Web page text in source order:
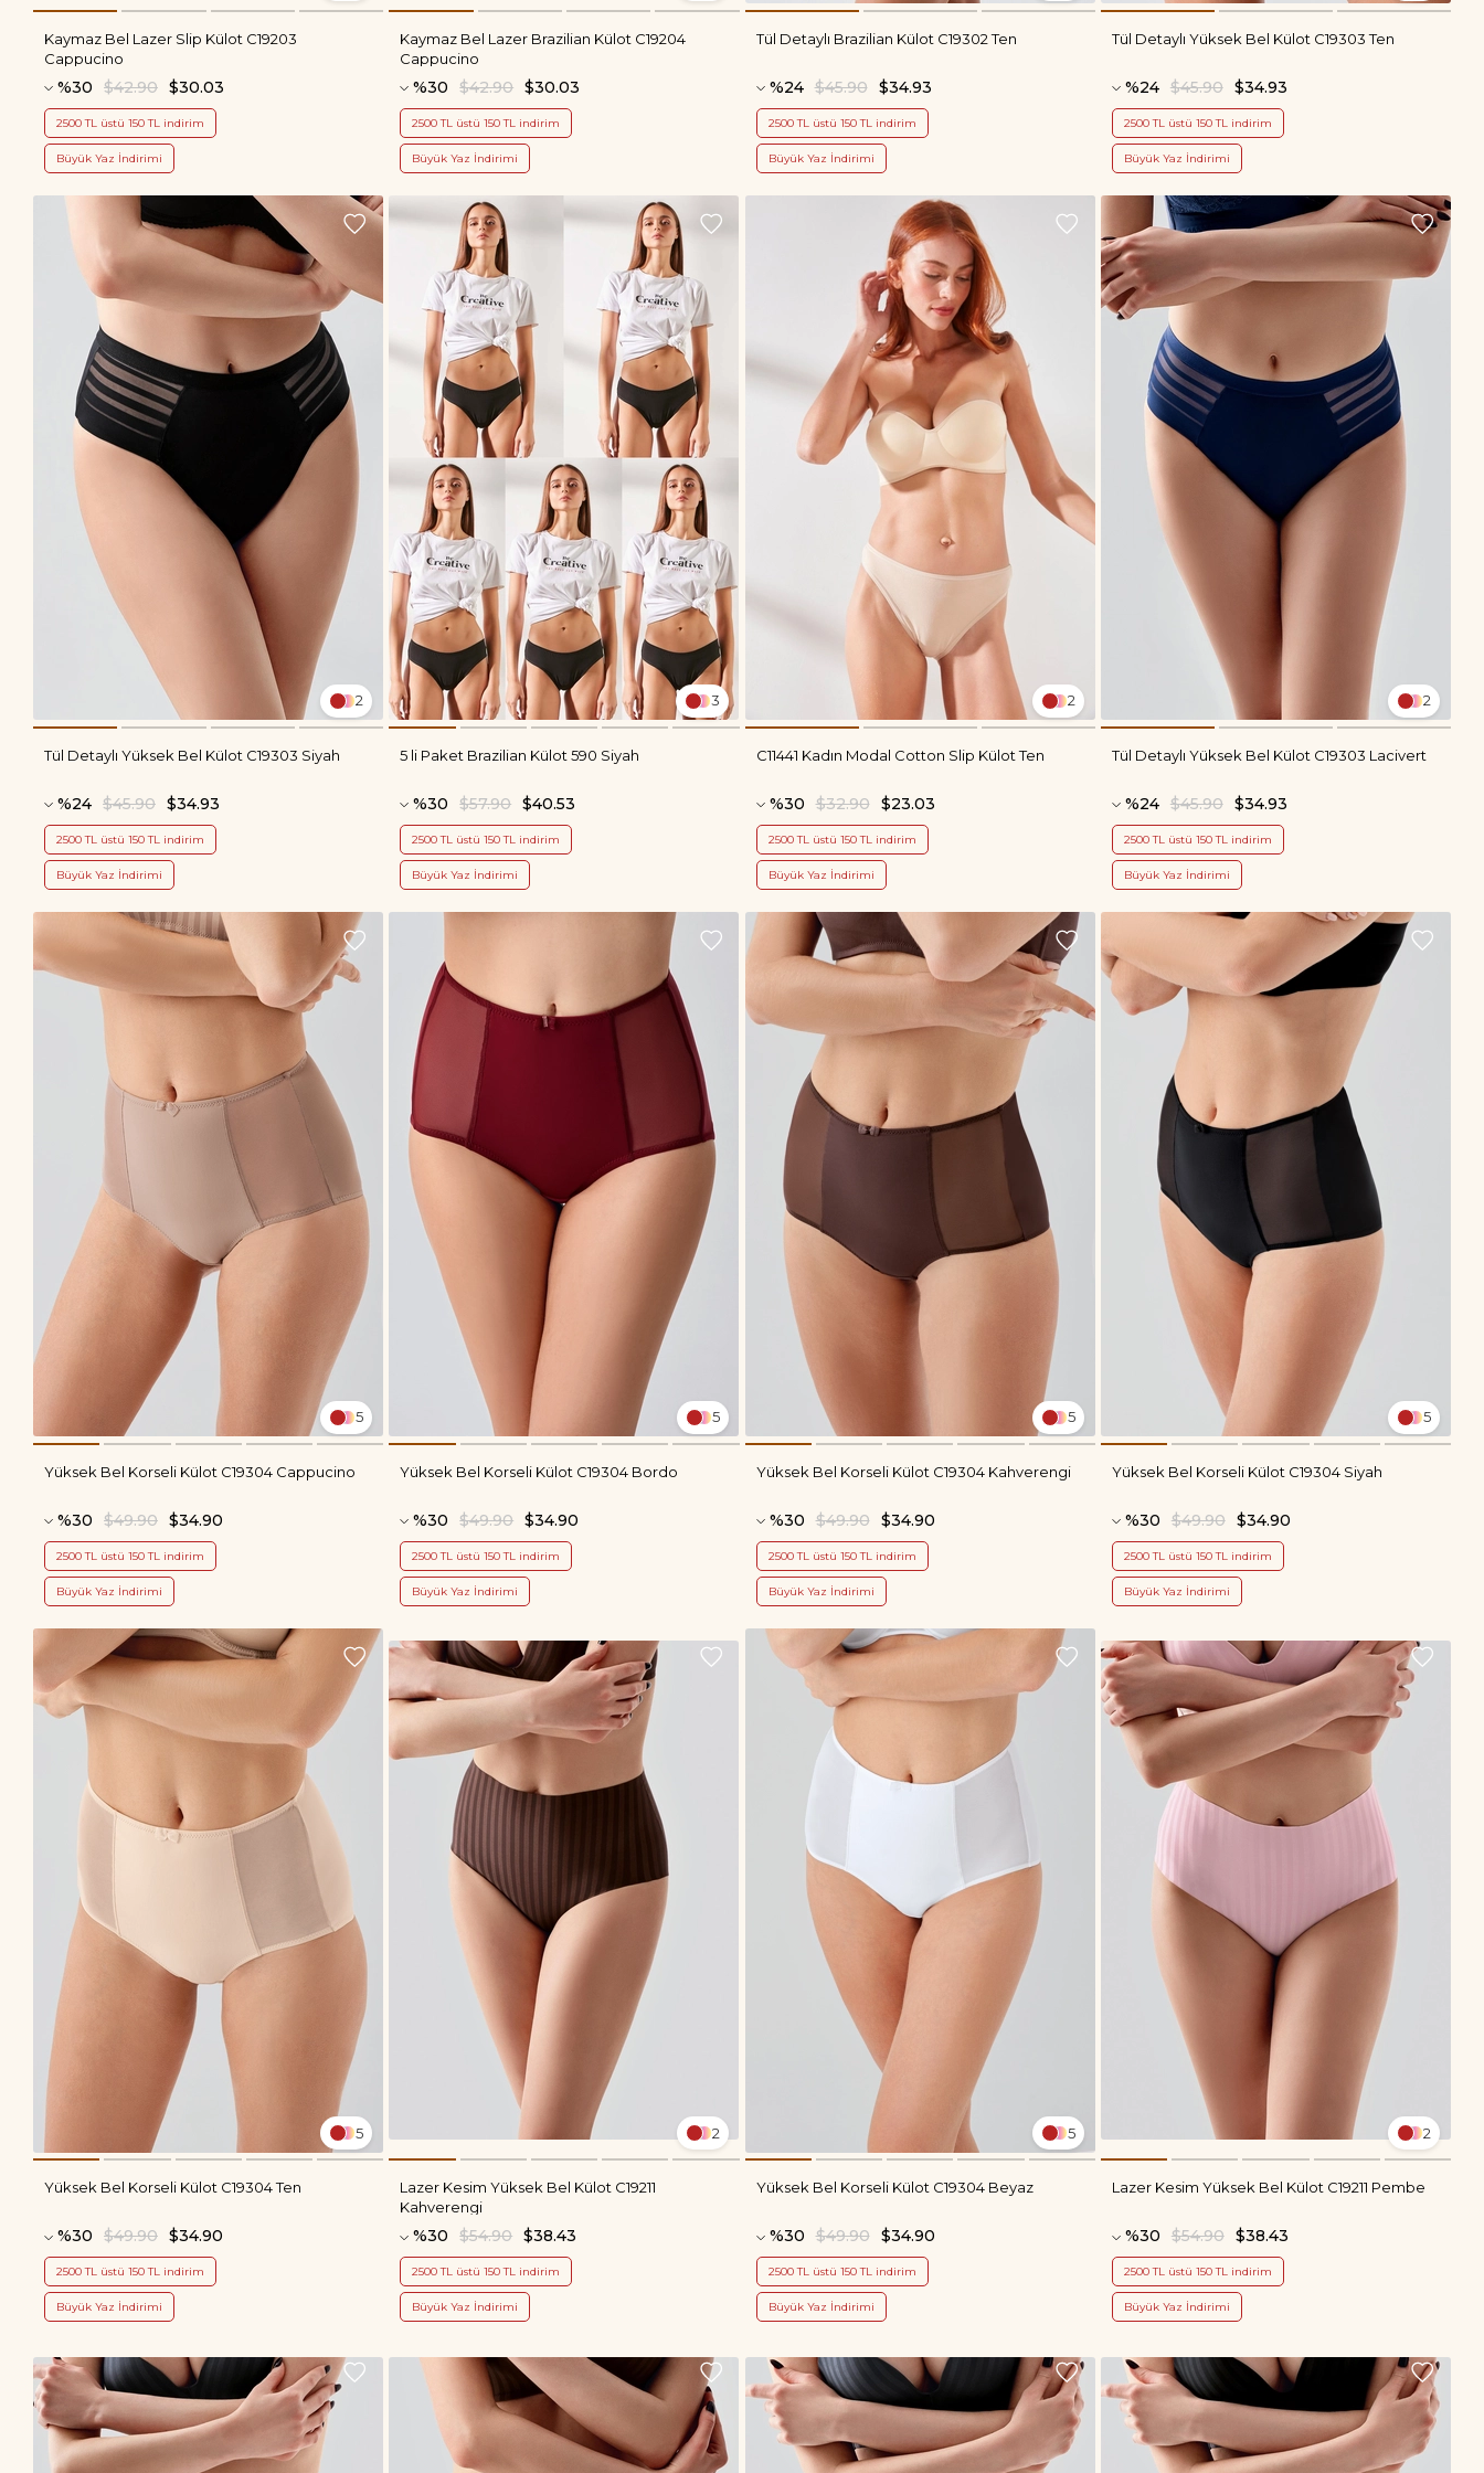
Kaymaz Bel Lazer Slip Külot C19203
Cappucino
%30 $30.03
$42.90
2500 TL üstü 150 TL indirim
Büyük Yaz İndirimi
Kaymaz Bel Lazer Brazilian Külot C19204
Cappucino
%30 $30.03
$42.90
2500 TL üstü 150 TL indirim
Büyük Yaz İndirimi
Tül Detaylı Brazilian Külot C19302 Ten
%24 $34.93
$45.90
2500 TL üstü 150 TL indirim
Büyük Yaz İndirimi
Tül Detaylı Yüksek Bel Külot C19303 Ten
%24 $34.93
$45.90
2500 TL üstü 150 TL indirim
Büyük Yaz İndirimi
2
Tül Detaylı Yüksek Bel Külot C19303 Siyah
%24 $34.93
$45.90
2500 TL üstü 150 TL indirim
Büyük Yaz İndirimi
3
5 li Paket Brazilian Külot 590 Siyah
%30 $40.53
$57.90
2500 TL üstü 150 TL indirim
Büyük Yaz İndirimi
2
C11441 Kadın Modal Cotton Slip Külot Ten
%30 $23.03
$32.90
2500 TL üstü 150 TL indirim
Büyük Yaz İndirimi
2
Tül Detaylı Yüksek Bel Külot C19303 Lacivert
%24 $34.93
$45.90
2500 TL üstü 150 TL indirim
Büyük Yaz İndirimi
5
Yüksek Bel Korseli Külot C19304 Cappucino
%30 $34.90
$49.90
2500 TL üstü 150 TL indirim
Büyük Yaz İndirimi
5
Yüksek Bel Korseli Külot C19304 Bordo
%30 $34.90
$49.90
2500 TL üstü 150 TL indirim
Büyük Yaz İndirimi
5
Yüksek Bel Korseli Külot C19304 Kahverengi
%30 $34.90
$49.90
2500 TL üstü 150 TL indirim
Büyük Yaz İndirimi
5
Yüksek Bel Korseli Külot C19304 Siyah
%30 $34.90
$49.90
2500 TL üstü 150 TL indirim
Büyük Yaz İndirimi
5
Yüksek Bel Korseli Külot C19304 Ten
%30 $34.90
$49.90
2500 TL üstü 150 TL indirim
Büyük Yaz İndirimi
2
Lazer Kesim Yüksek Bel Külot C19211
Kahverengi
%30 $38.43
$54.90
2500 TL üstü 150 TL indirim
Büyük Yaz İndirimi
5
Yüksek Bel Korseli Külot C19304 Beyaz
%30 $34.90
$49.90
2500 TL üstü 150 TL indirim
Büyük Yaz İndirimi
2
Lazer Kesim Yüksek Bel Külot C19211 Pembe
%30 $38.43
$54.90
2500 TL üstü 150 TL indirim
Büyük Yaz İndirimi